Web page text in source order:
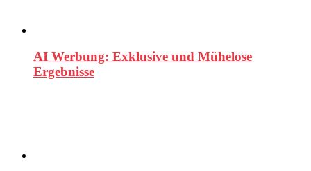
AI Werbung: Exklusive und Mühelose
Ergebnisse